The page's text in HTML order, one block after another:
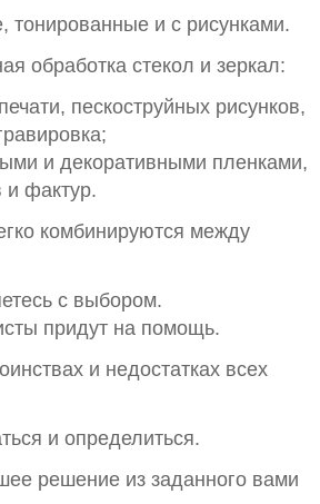
тонированные и с рисунками.
обработка стекол и зеркал:
пескоструйных рисунков,
и декоративными пленками,
и фактур.
комбинируются между
с выбором.
придут на помощь.
и недостатках всех
и определиться.
решение из заданного вами